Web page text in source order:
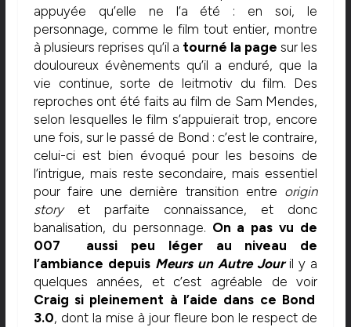
appuyée qu’elle ne l’a été : en soi, le
personnage, comme le film tout entier, montre
à plusieurs reprises qu’il a tourné la page sur les
douloureux évènements qu’il a enduré, que la
vie continue, sorte de leitmotiv du film. Des
reproches ont été faits au film de Sam Mendes,
selon lesquelles le film s’appuierait trop, encore
une fois, sur le passé de Bond : c’est le contraire,
celui-ci est bien évoqué pour les besoins de
l’intrigue, mais reste secondaire, mais essentiel
pour faire une dernière transition entre origin
storyet parfaite connaissance, et donc
banalisation, du personnage. On a pas vu de
007 aussi peu léger au niveau de
l’ambiance depuis Meurs un Autre Jouril y a
quelques années, et c’est agréable de voir
Craig si pleinement à l’aide dans ce Bond
3.0, dont la mise à jour fleure bon le respect de